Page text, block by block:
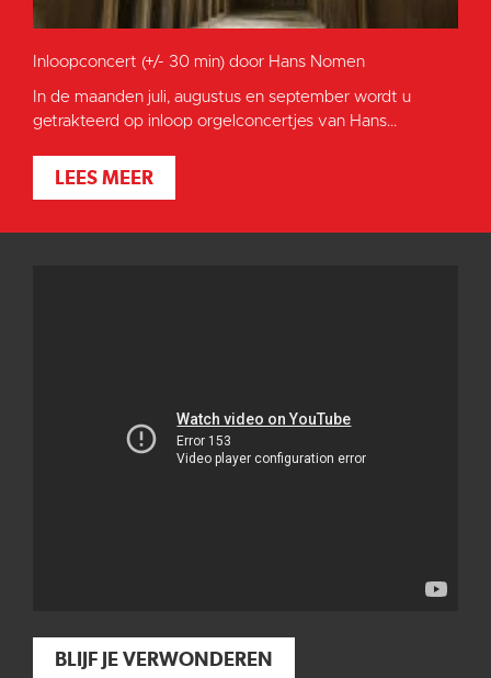
Inloopconcert (+/- 30 min) door Hans Nomen
In de maanden juli, augustus en september wordt u
getrakteerd op inloop orgelconcertjes van Hans...
LEES MEER
BLIJF JE VERWONDEREN